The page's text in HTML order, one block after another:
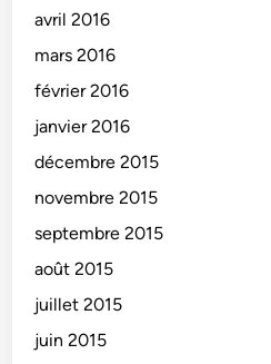
avril 2016
mars 2016
février 2016
janvier 2016
décembre 2015
novembre 2015
septembre 2015
août 2015
juillet 2015
juin 2015